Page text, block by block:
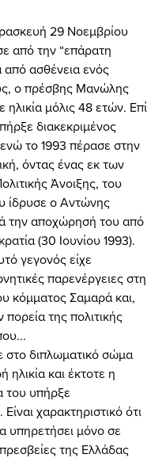
από την “επάρατη
από ασθένεια ενός
ο πρέσβης Μανώλης
ηλικία μόλις 48 ετών. Επί
διακεκριμένος
το 1993 πέρασε στην
όντας ένας εκ των
Άνοιξης, του
ίδρυσε ο Αντώνης
την αποχώρησή του από
(30 Ιουνίου 1993).
γεγονός είχε
παρενέργειες στη
κόμματος Σαμαρά και,
πορεία της πολιτικής
ηλικία και έκτοτε η
του υπήρξε
χαρακτηριστικό ότι
υπηρετήσει μόνο σε
της Ελλάδας